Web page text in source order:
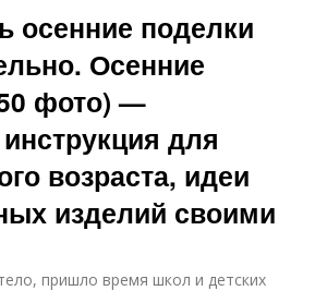
осенние поделки
Осенние
фото) —
для
возраста, идеи
изделий своими
пришло время школ и детских